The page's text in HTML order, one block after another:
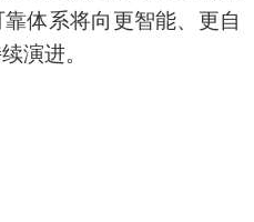
体系将向更智能、更自
演进。